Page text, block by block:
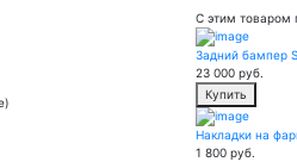
С этим товаром
Задний бампер
23 000 руб.
Купить
Накладки на
1 800 руб.